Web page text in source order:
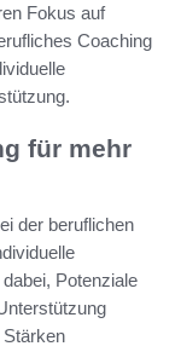
Fokus auf
Coaching
für mehr
der beruflichen
Potenziale